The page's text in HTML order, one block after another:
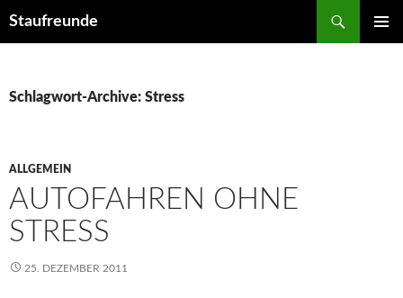
Staufreunde
Schlagwort-Archive: Stress
ALLGEMEIN
AUTOFAHREN OHNE
STRESS
25. DEZEMBER 2011